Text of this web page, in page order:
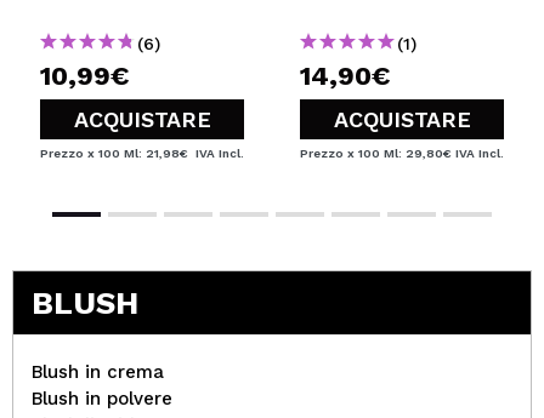
grasse
(6)
10,99€
ACQUISTARE
Prezzo x 100 Ml: 21,98€ IVA Incl.
(1)
14,90€
ACQUISTARE
Prezzo x 100 Ml: 29,80€ IVA Incl.
BLUSH
Blush in crema
Blush in polvere